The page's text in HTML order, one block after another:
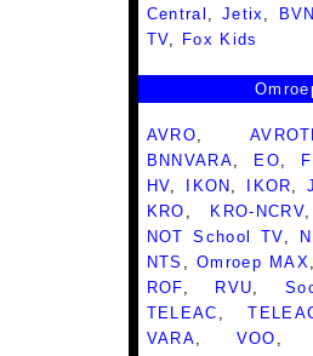
Central
Jetix BVN
TV
Fox Kids
AVRO,
BNNVARA, EO,
HV, IKON , IKOR,
KRO , KRO-NCRV
NOT School TV,
NTS ,Omroep MAX,
ROF, RVU,
TELEAC ,
VARA, VOO ,